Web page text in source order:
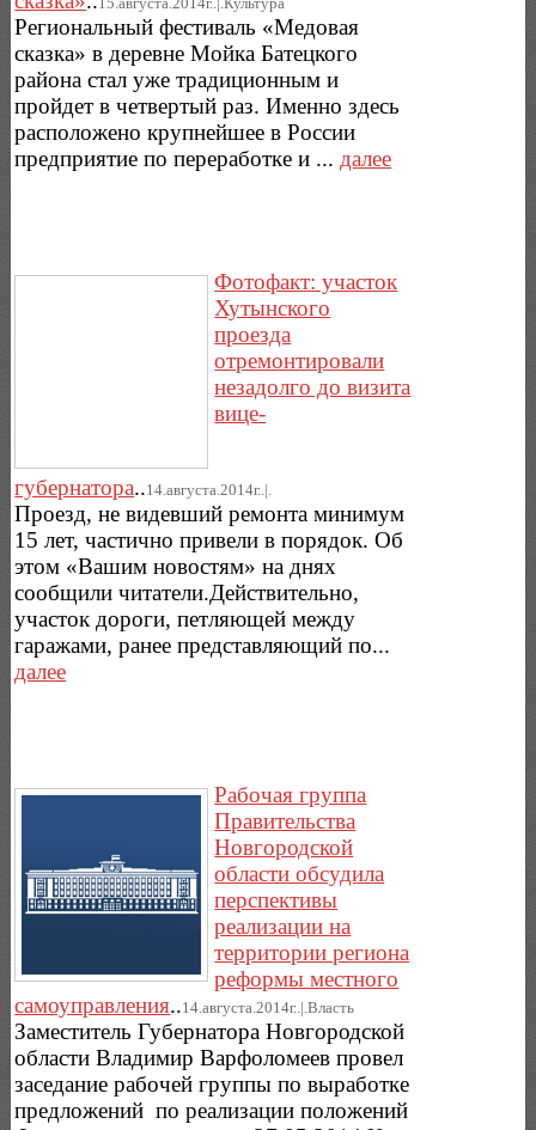
Региональный фестиваль «Медовая
сказка» в деревне Мойка Батецкого
района стал уже традиционным и
пройдет в четвертый раз. Именно здесь
расположено крупнейшее в России
предприятие по переработке и ... далее
Фотофакт: участок
Хутынского
проезда
отремонтировали
незадолго до визита
вице-
губернатора..14.августа.2014г..|.
Проезд, не видевший ремонта минимум
15 лет, частично привели в порядок. Об
этом «Вашим новостям» на днях
сообщили читатели.Действительно,
участок дороги, петляющей между
гаражами, ранее представляющий по...
далее
Рабочая группа
Правительства
Новгородской
области обсудила
перспективы
реализации на
территории региона
реформы местного
самоуправления..14.августа.2014г..|.Власть
Заместитель Губернатора Новгородской
области Владимир Варфоломеев провел
заседание рабочей группы по выработке
предложений по реализации положений